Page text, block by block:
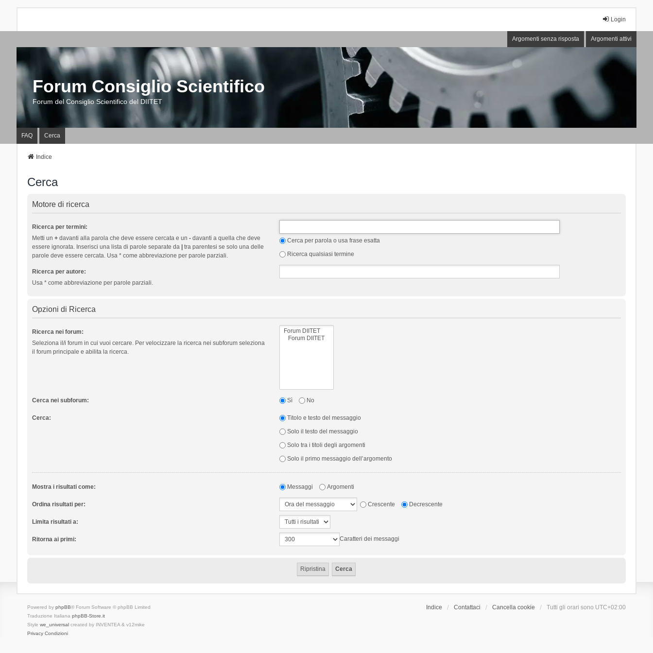
Login
Argomenti senza risposta Argomenti attivi
Forum Consiglio Scientifico
Forum del Consiglio Scientifico del DIITET
FAQ Cerca
Indice
Cerca
Motore di ricerca
Ricerca per termini:
Metti un +davanti alla parola che deve essere cercata e un -davanti a quella che deve
essere ignorata. Inserisci una lista di parole separate da |tra parentesi se solo una delle
parole deve essere cercata. Usa * come abbreviazione per parole parziali.
Cerca per parola o usa frase esatta
Ricerca qualsiasi termine
Ricerca per autore:
Usa * come abbreviazione per parole parziali.
Opzioni di Ricerca
Ricerca nei forum:
Seleziona il/i forum in cui vuoi cercare. Per velocizzare la ricerca nei subforum seleziona
il forum principale e abilita la ricerca.
Cerca nei subforum: Sì No
Cerca:
Titolo e testo del messaggio
Solo il testo del messaggio
Solo tra i titoli degli argomenti
Solo il primo messaggio dell’argomento
Mostra i risultati come: Messaggi Argomenti
Ordina risultati per: Crescente Decrescente
Limita risultati a:
Ritorna ai primi: Caratteri dei messaggi
Indice Contattaci Cancella cookie Tutti gli orari sono UTC+02:00
Powered by phpBB® Forum Software © phpBB Limited
Traduzione Italiana phpBB-Store.it
Style we_universalcreated by INVENTEA & v12mike
Privacy Condizioni